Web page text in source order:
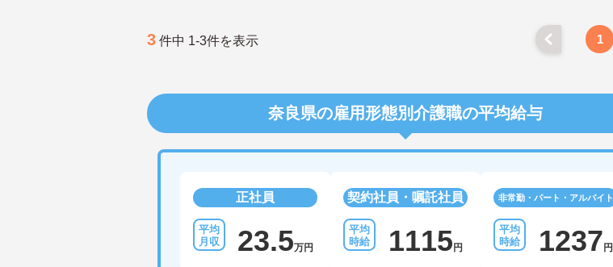
3 件中 1-3件を表示 1
奈良県の雇用形態別介護職の平均給与
正社員
23.5万円
契約社員・嘱託社員
1115 円
非常勤・パート・アルバイト
1237 円